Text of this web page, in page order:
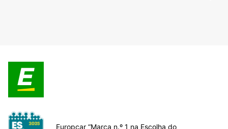
Europcar “Marca n.º 1 na Escolha do